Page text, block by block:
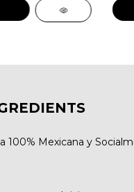
100% Mexicana y